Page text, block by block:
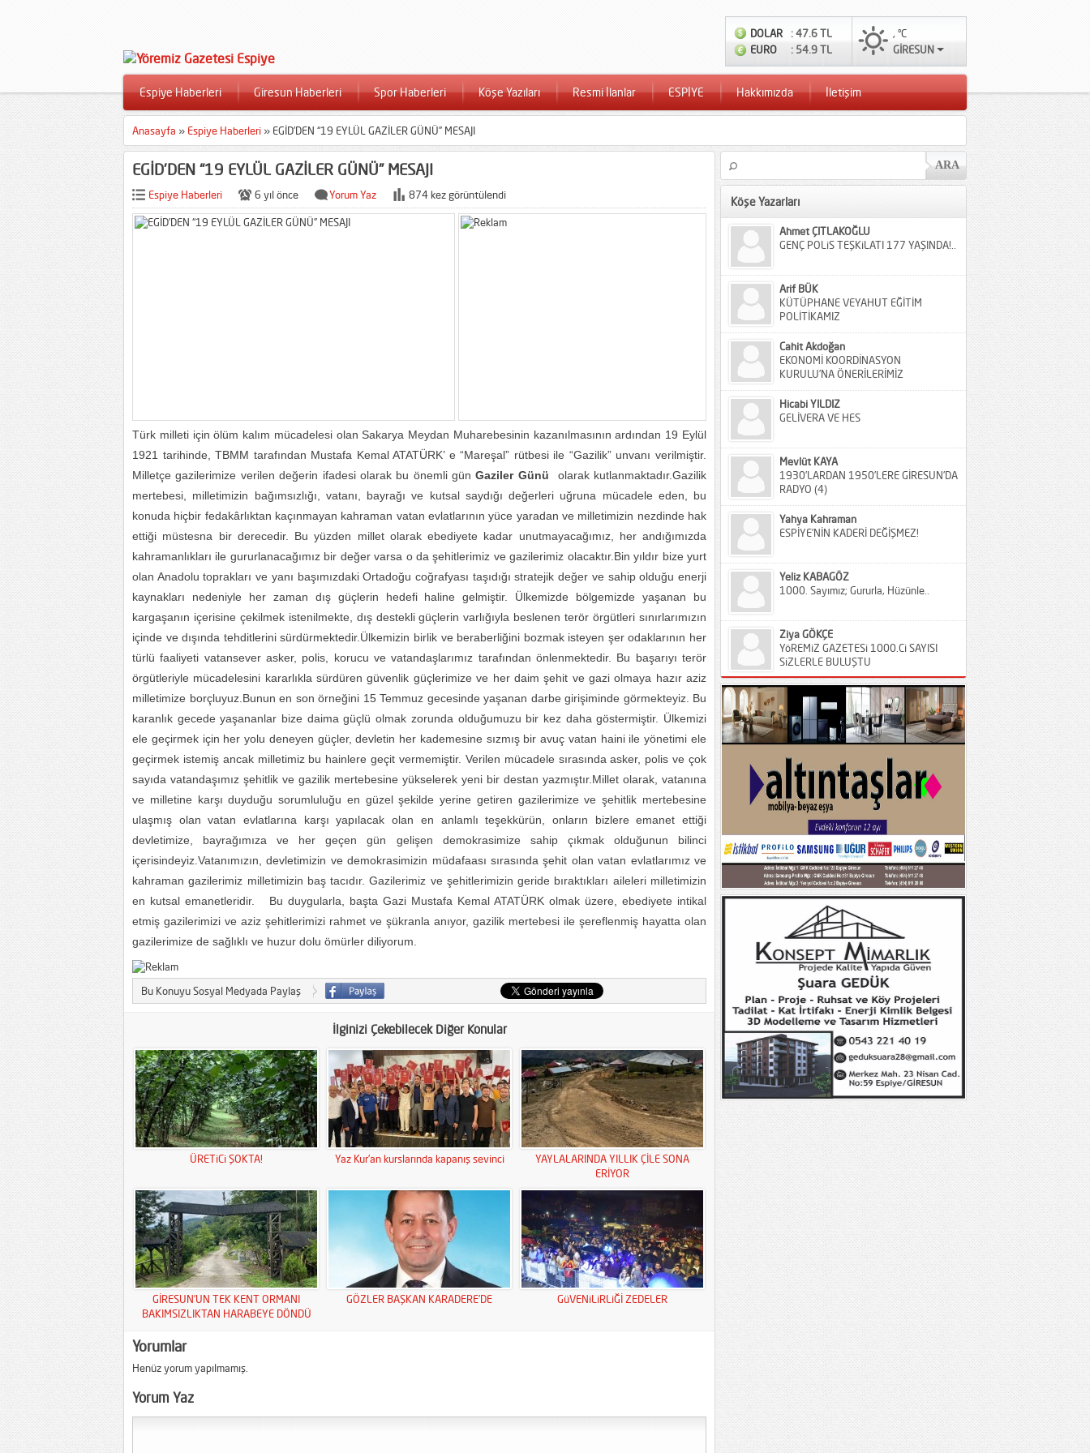
DOLAR
: 47.6 TL
EURO
: 54.9 TL
, °C
GİRESUN
Espiye Haberleri Giresun Haberleri Spor Haberleri Köşe Yazıları Resmi İlanlar ESPİYE Hakkımızda İletişim
Anasayfa » Espiye Haberleri » EGİD’DEN “19 EYLÜL GAZİLER GÜNÜ” MESAJI
EGİD’DEN “19 EYLÜL GAZİLER GÜNÜ” MESAJI
Espiye Haberleri 6 yıl önce Yorum Yaz 874 kez görüntülendi
Türk milleti için ölüm kalım mücadelesi olan Sakarya Meydan Muharebesinin kazanılmasının ardından 19 Eylül
1921 tarihinde, TBMM tarafından Mustafa Kemal ATATÜRK’ e “Mareşal” rütbesi ile “Gazilik” unvanı verilmiştir.
Milletçe gazilerimize verilen değerin ifadesi olarak bu önemli günGaziler Günü
olarak kutlanmaktadır.Gazilik
mertebesi, milletimizin bağımsızlığı, vatanı, bayrağı ve kutsal saydığı değerleri uğruna mücadele eden, bu
konuda hiçbir fedakârlıktan kaçınmayan kahraman vatan evlatlarının yüce yaradan ve milletimizin nezdinde hak
ettiği müstesna bir derecedir. Bu yüzden millet olarak ebediyete kadar unutmayacağımız, her andığımızda
kahramanlıkları ile gururlanacağımız bir değer varsa o da şehitlerimiz ve gazilerimiz olacaktır.Bin yıldır bize yurt
olan Anadolu toprakları ve yanı başımızdaki Ortadoğu coğrafyası taşıdığı stratejik değer ve sahip olduğu enerji
kaynakları nedeniyle her zaman dış güçlerin hedefi haline gelmiştir. Ülkemizde bölgemizde yaşanan bu
kargaşanın içerisine çekilmek istenilmekte, dış destekli güçlerin varlığıyla beslenen terör örgütleri sınırlarımızın
içinde ve dışında tehditlerini sürdürmektedir.Ülkemizin birlik ve beraberliğini bozmak isteyen şer odaklarının her
türlü faaliyeti vatansever asker, polis, korucu ve vatandaşlarımız tarafından önlenmektedir. Bu başarıyı terör
örgütleriyle mücadelesini kararlıkla sürdüren güvenlik güçlerimize ve her daim şehit ve gazi olmaya hazır aziz
milletimize borçluyuz.Bunun en son örneğini 15 Temmuz gecesinde yaşanan darbe girişiminde görmekteyiz. Bu
karanlık gecede yaşananlar bize daima güçlü olmak zorunda olduğumuzu bir kez daha göstermiştir. Ülkemizi
ele geçirmek için her yolu deneyen güçler, devletin her kademesine sızmış bir avuç vatan haini ile yönetimi ele
geçirmek istemiş ancak milletimiz bu hainlere geçit vermemiştir. Verilen mücadele sırasında asker, polis ve çok
sayıda vatandaşımız şehitlik ve gazilik mertebesine yükselerek yeni bir destan yazmıştır.Millet olarak, vatanına
ve milletine karşı duyduğu sorumluluğu en güzel şekilde yerine getiren gazilerimize ve şehitlik mertebesine
ulaşmış olan vatan evlatlarına karşı yapılacak olan en anlamlı teşekkürün, onların bizlere emanet ettiği
devletimize, bayrağımıza ve her geçen gün gelişen demokrasimize sahip çıkmak olduğunun bilinci
içerisindeyiz.Vatanımızın, devletimizin ve demokrasimizin müdafaası sırasında şehit olan vatan evlatlarımız ve
kahraman gazilerimiz milletimizin baş tacıdır. Gazilerimiz ve şehitlerimizin geride bıraktıkları aileleri milletimizin
en kutsal emanetleridir. Bu duygularla, başta Gazi Mustafa Kemal ATATÜRK olmak üzere, ebediyete intikal
etmiş gazilerimizi ve aziz şehitlerimizi rahmet ve şükranla anıyor, gazilik mertebesi ile şereflenmiş hayatta olan
gazilerimize de sağlıklı ve huzur dolu ömürler diliyorum.
Bu Konuyu Sosyal Medyada Paylaş
İlginizi Çekebilecek Diğer Konular
ÜRETiCi ŞOKTA! Yaz Kur’an kurslarında kapanış sevinci
YAYLALARINDA YILLIK ÇİLE SONA
ERİYOR
GİRESUN’UN TEK KENT ORMANI
BAKIMSIZLIKTAN HARABEYE DÖNDÜ
GÖZLER BAŞKAN KARADERE’DE GüVENiLiRLiĞİ ZEDELER
Yorumlar
Henüz yorum yapılmamış.
Yorum Yaz
Köşe Yazarları
Ahmet ÇITLAKOĞLU
GENÇ POLiS TEŞKiLATI 177 YAŞINDA!..
Arif BÜK
KÜTÜPHANE VEYAHUT EĞİTİM
POLİTİKAMIZ
Cahit Akdoğan
EKONOMİ KOORDİNASYON
KURULU’NA ÖNERİLERİMİZ
Hicabi YILDIZ
GELİVERA VE HES
Mevlüt KAYA
1930’LARDAN 1950’LERE GİRESUN’DA
RADYO (4)
Yahya Kahraman
ESPİYE’NİN KADERİ DEĞİŞMEZ!
Yeliz KABAGÖZ
1000. Sayımız; Gururla, Hüzünle..
Ziya GÖKÇE
YöREMiZ GAZETESi 1000.Ci SAYISI
SiZLERLE BULUŞTU